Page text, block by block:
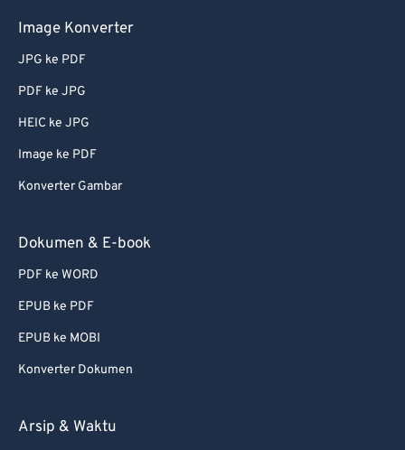
Image Konverter
JPG ke PDF
PDF ke JPG
HEIC ke JPG
Image ke PDF
Konverter Gambar
Dokumen & E-book
PDF ke WORD
EPUB ke PDF
EPUB ke MOBI
Konverter Dokumen
Arsip & Waktu